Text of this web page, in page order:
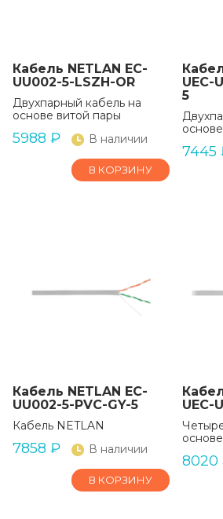
Кабель NETLAN EC-
UU002-5-LSZH-OR
Двухпарный кабель на
основе витой пары
5988 ₽ В наличии
В КОРЗИНУ
UEC-
5
7445
Кабель NETLAN EC-
UU002-5-PVC-GY-5
Кабель NETLAN
7858 ₽ В наличии
В КОРЗИНУ
UEC-
8020